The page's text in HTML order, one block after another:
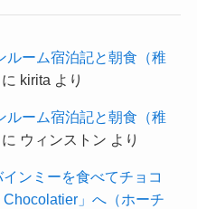
ルーム宿泊記と朝食（稚
に kirita より
ルーム宿泊記と朝食（稚
に ウィンストン より
ンミーを食べてチョコ
」へ（ホーチ